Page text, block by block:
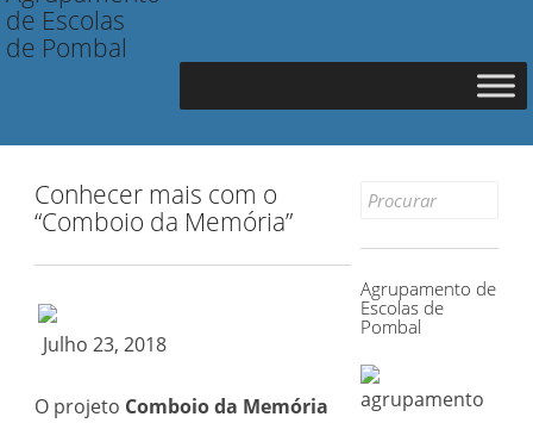
Conhecer mais com o
“Comboio da Memória”
Julho 23, 2018
O projeto Comboio da Memória
Search
Agrupamento de
Escolas de
Pombal